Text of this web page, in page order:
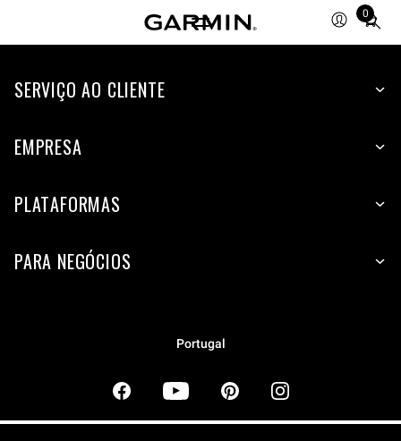
0
Total
items
cart:
SERVIÇO AO CLIENTE
EMPRESA
PLATAFORMAS
PARA NEGÓCIOS
Portugal